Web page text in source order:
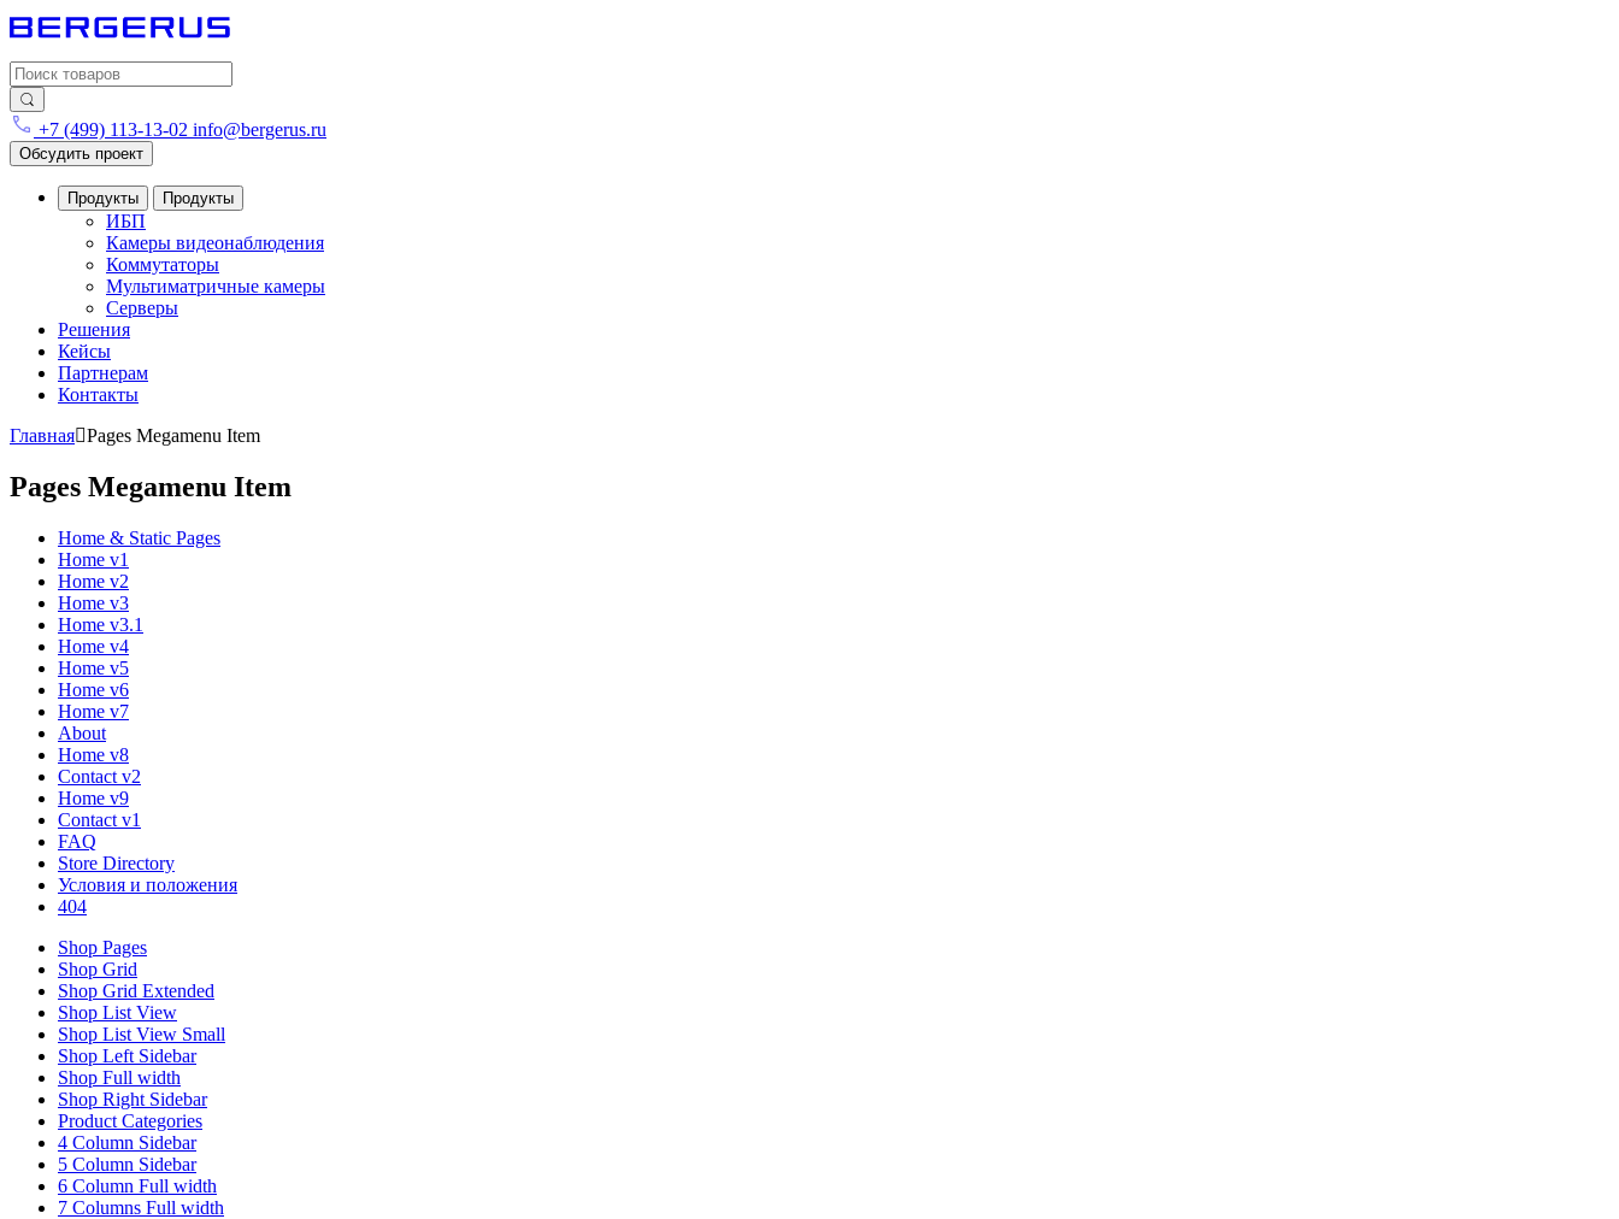
Search for:
+7 (499) 113-13-02 info@bergerus.ru
Обсудить проект
Продукты Продукты
ИБП
Камеры видеонаблюдения
Коммутаторы
Мультиматричные камеры
Серверы
Решения
Кейсы
Партнерам
Контакты
Главная Pages Megamenu Item
Pages Megamenu Item
Home & Static Pages
Home v1
Home v2
Home v3
Home v3.1
Home v4
Home v5
Home v6
Home v7
About
Home v8
Contact v2
Home v9
Contact v1
FAQ
Store Directory
Условия и положения
404
Shop Pages
Shop Grid
Shop Grid Extended
Shop List View
Shop List View Small
Shop Left Sidebar
Shop Full width
Shop Right Sidebar
Product Categories
4 Column Sidebar
5 Column Sidebar
6 Column Full width
7 Columns Full width